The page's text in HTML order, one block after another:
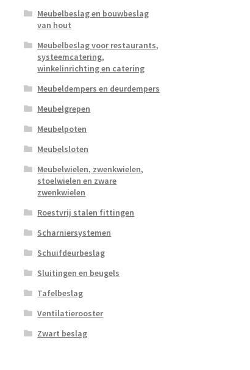
Meubelbeslag en bouwbeslag
van hout
Meubelbeslag voor restaurants,
systeemcatering,
winkelinrichting en catering
Meubeldempers en deurdempers
Meubelgrepen
Meubelpoten
Meubelsloten
Meubelwielen, zwenkwielen,
stoelwielen en zware
zwenkwielen
Roestvrij stalen fittingen
Scharniersystemen
Schuifdeurbeslag
Sluitingen en beugels
Tafelbeslag
Ventilatierooster
Zwart beslag